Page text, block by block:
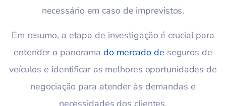
necessário em caso de imprevistos.
Em resumo, a etapa de investigação é crucial para
entender o panoramado mercado de seguros de
veículos e identificar as melhores oportunidades de
negociação para atender às demandas e
necessidades dos clientes.